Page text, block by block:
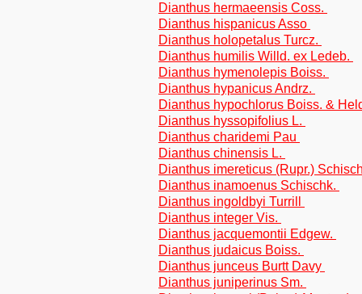
Dianthus hermaeensis Coss.
Dianthus hispanicus Asso
Dianthus holopetalus Turcz.
Dianthus humilis Willd. ex Ledeb.
Dianthus hymenolepis Boiss.
Dianthus hypanicus Andrz.
Dianthus hypochlorus Boiss. &
Dianthus hyssopifolius L.
Dianthus charidemi Pau
Dianthus chinensis L.
Dianthus imereticus (Rupr.)
Dianthus inamoenus Schischk.
Dianthus ingoldbyi Turrill
Dianthus integer Vis.
Dianthus jacquemontii Edgew.
Dianthus judaicus Boiss.
Dianthus junceus Burtt Davy
Dianthus juniperinus Sm.